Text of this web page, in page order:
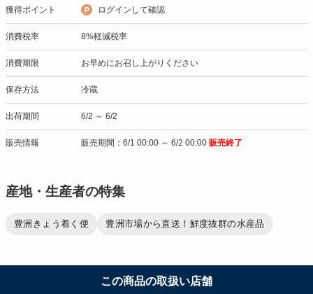
獲得ポイント ログインして確認
消費税率 8%軽減税率
消費期限 お早めにお召し上がりください
保存方法 冷蔵
出荷期間 6/2 ～ 6/2
販売情報 販売期間：6/1 00:00 ～ 6/2 00:00 販売終了
産地・生産者の特集
豊洲きょう着く便 豊洲市場から直送！鮮度抜群の水産品
この商品の取扱い店舗